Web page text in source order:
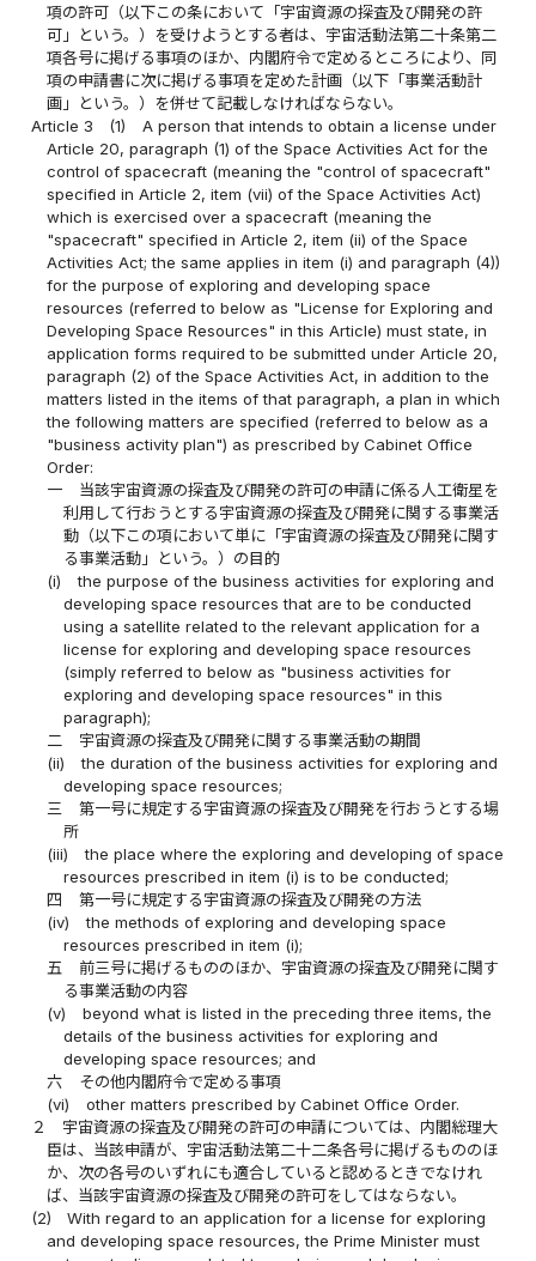
項の許可（以下この条において「宇宙資源の探査及び開発の許
可」という。）を受けようとする者は、宇宙活動法第二十条第二
項各号に掲げる事項のほか、内閣府令で定めるところにより、同
項の申請書に次に掲げる事項を定めた計画（以下「事業活動計
画」という。）を併せて記載しなければならない。
Article 3
(1)
A person that intends to obtain a license under
Article 20, paragraph (1) of the Space Activities Act for the
control of spacecraft (meaning the "control of spacecraft"
specified in Article 2, item (vii) of the Space Activities Act)
which is exercised over a spacecraft (meaning the
"spacecraft" specified in Article 2, item (ii) of the Space
Activities Act; the same applies in item (i) and paragraph (4))
for the purpose of exploring and developing space
resources (referred to below as "License for Exploring and
Developing Space Resources" in this Article) must state, in
application forms required to be submitted under Article 20,
paragraph (2) of the Space Activities Act, in addition to the
matters listed in the items of that paragraph, a plan in which
the following matters are specified (referred to below as a
"business activity plan") as prescribed by Cabinet Office
Order:
一
当該宇宙資源の探査及び開発の許可の申請に係る人工衛星を
利用して行おうとする宇宙資源の探査及び開発に関する事業活
動（以下この項において単に「宇宙資源の探査及び開発に関す
る事業活動」という。）の目的
(i)
the purpose of the business activities for exploring and
developing space resources that are to be conducted
using a satellite related to the relevant application for a
license for exploring and developing space resources
(simply referred to below as "business activities for
exploring and developing space resources" in this
paragraph);
二
宇宙資源の探査及び開発に関する事業活動の期間
(ii)
the duration of the business activities for exploring and
developing space resources;
三
第一号に規定する宇宙資源の探査及び開発を行おうとする場
所
(iii)
the place where the exploring and developing of space
resources prescribed in item (i) is to be conducted;
四
第一号に規定する宇宙資源の探査及び開発の方法
(iv)
the methods of exploring and developing space
resources prescribed in item (i);
五
前三号に掲げるもののほか、宇宙資源の探査及び開発に関す
る事業活動の内容
(v)
beyond what is listed in the preceding three items, the
details of the business activities for exploring and
developing space resources; and
六
その他内閣府令で定める事項
(vi)
other matters prescribed by Cabinet Office Order.
２
宇宙資源の探査及び開発の許可の申請については、内閣総理大
臣は、当該申請が、宇宙活動法第二十二条各号に掲げるもののほ
か、次の各号のいずれにも適合していると認めるときでなけれ
ば、当該宇宙資源の探査及び開発の許可をしてはならない。
(2)
With regard to an application for a license for exploring
and developing space resources, the Prime Minister must